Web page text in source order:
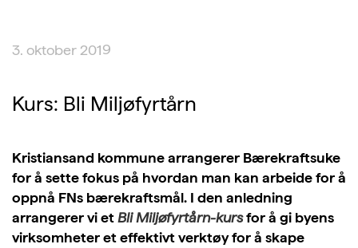
3. oktober 2019
Kurs: Bli Miljøfyrtårn
Kristiansand kommune arrangerer Bærekraftsuke
for å sette fokus på hvordan man kan arbeide for å
oppnå FNs bærekraftsmål. I den anledning
arrangerer vi etBli Miljøfyrtårn-kursfor å gi byens
virksomheter et effektivt verktøy for å skape